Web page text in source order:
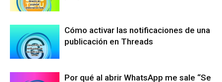
Cómo activar las notificaciones de una
publicación en Threads
Por qué al abrir WhatsApp me sale “Se